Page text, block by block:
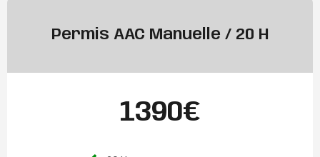
Permis AAC Manuelle / 20 H
1390€